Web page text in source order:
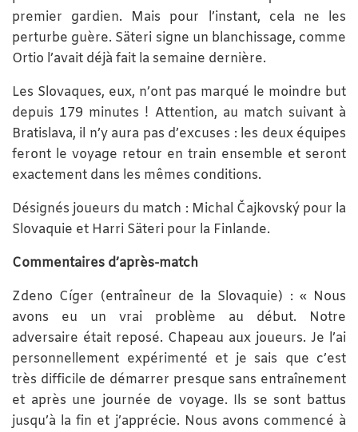
premier gardien. Mais pour l’instant, cela ne les
perturbe guère. Säteri signe un blanchissage, comme
Ortio l’avait déjà fait la semaine dernière.
Les Slovaques, eux, n’ont pas marqué le moindre but
depuis 179 minutes ! Attention, au match suivant à
Bratislava, il n’y aura pas d’excuses : les deux équipes
feront le voyage retour en train ensemble et seront
exactement dans les mêmes conditions.
Désignés joueurs du match : Michal Čajkovský pour la
Slovaquie et Harri Säteri pour la Finlande.
Commentaires d’après-match
Zdeno Cíger (entraîneur de la Slovaquie) : « Nous
avons eu un vrai problème au début. Notre
adversaire était reposé. Chapeau aux joueurs. Je l’ai
personnellement expérimenté et je sais que c’est
très difficile de démarrer presque sans entraînement
et après une journée de voyage. Ils se sont battus
jusqu’à la fin et j’apprécie. Nous avons commencé à